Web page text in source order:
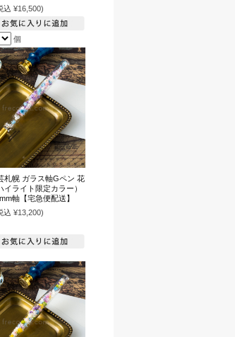
込 ¥16,500)
個
札幌 ガラス軸Gペン 花
イライト限定カラー）
軸【宅急便配送】
込 ¥13,200)